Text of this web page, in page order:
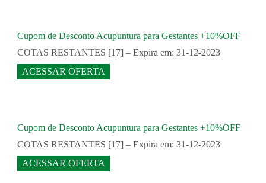
Cupom de Desconto Acupuntura para Gestantes +10%OFF
COTAS RESTANTES [17] – Expira em: 31-12-2023
ACESSAR OFERTA
Cupom de Desconto Acupuntura para Gestantes +10%OFF
COTAS RESTANTES [17] – Expira em: 31-12-2023
ACESSAR OFERTA